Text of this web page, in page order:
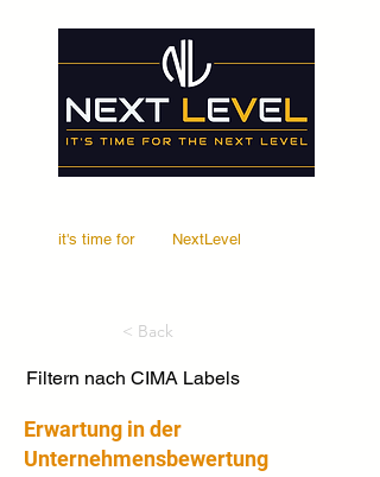
it's time for NextLevel
< Back
Filtern nach CIMA Labels
Erwartung in der
Unternehmensbewertung